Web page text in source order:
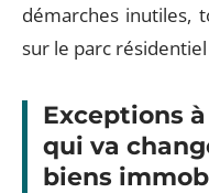
démarches inutiles,
sur le parc
Exceptions
qui va
biens